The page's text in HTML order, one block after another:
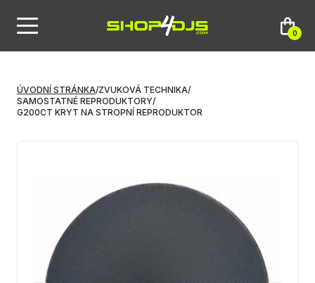
0
ÚVODNÍ STRÁNKA/ZVUKOVÁ TECHNIKA/
SAMOSTATNÉ REPRODUKTORY/
G200CT KRYT NA STROPNÍ REPRODUKTOR